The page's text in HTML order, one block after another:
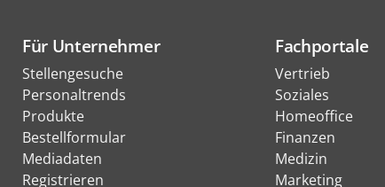
Für Unternehmer
Stellengesuche
Personaltrends
Produkte
Bestellformular
Mediadaten
Registrieren
Fachportale
Vertrieb
Soziales
Homeoffice
Finanzen
Medizin
Marketing